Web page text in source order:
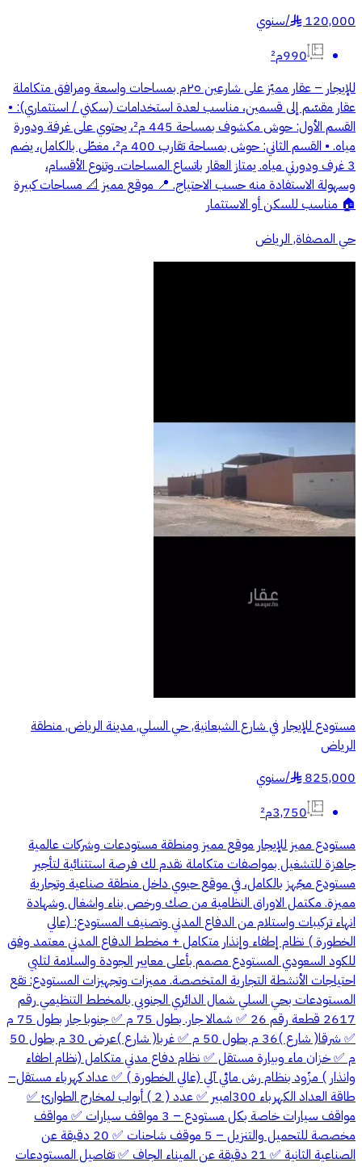
120,000
§
/سنوي
990م²
للإيجار – عقار مميّز على شارعين ٢٥م بمساحات واسعة ومرافق متكاملة
عقار مقسّم إلى قسمين، مناسب لعدة استخدامات (سكني / استثماري): •
القسم الأول: حوش مكشوف بمساحة 445 م²، يحتوي على غرفة ودورة
مياه. • القسم الثاني: حوش بمساحة تقارب 400 م²، مغطّى بالكامل، يضم
3 غرف ودورتي مياه. يمتاز العقار باتساع المساحات، وتنوع الأقسام،
وسهولة الاستفادة منه حسب الاحتياج. 📍 موقع مميز 📐 مساحات كبيرة
🏠 مناسب للسكن أو الاستثمار
حي المصفاة, الرياض
مستودع للإيجار في شارع الشبعانية, حي السلي, مدينة الرياض, منطقة
الرياض
825,000
§
/سنوي
3,750م²
مستودع مميز للإيجار موقع مميز ومنطقة مستودعات وشركات عالمية
جاهزة للتشغيل بمواصفات متكاملة نقدم لك فرصة استثنائية لتأجير
مستودع مجّهز بالكامل، في موقع حيوي داخل منطقة صناعية وتجارية
مميزة. مكتمل الاوراق النظامية من صك ورخص بناء واشغال وشهادة
انهاء تركيبات واستلام من الدفاع المدني وتصنيف المستودع: (عالي
الخطورة ) نظام إطفاء وإنذار متكامل + مخطط الدفاع المدني معتمد وفق
للكود السعودي المستودع مصمم بأعلى معايير الجودة والسلامة لتلبي
احتياجات الأنشطة التجارية المتخصصة. مميزات وتجهيزات المستودع: تقع
المستودعات بحي السلي شمال الدائري الجنوبي بالمخطط التنظيمي رقم
2617 قطعة رقم 26 ✅ شمالا جار. بطول 75 م ✅ جنوبا جار بطول 75 م
✅ شرقا( شارع )36 م بطول 50 م ✅ غربا( شارع )عرض 30 م بطول 50
م ✅ خزان ماء وبيارة مستقل ✅ نظام دفاع مدني متكامل (نظام اطفاء
وانذار ) مزّود بنظام رش مائي آلي (عالي الخطورة ) ✅ عداد كهرباء مستقل–
طاقة العداد الكهرباء 300امبير ✅ عدد ( 2 ) أبواب لمخارج الطوارئ ✅
مواقف سيارات خاصة بكل مستودع – 3 مواقف سيارات ✅ مواقف
مخصصة للتحميل والتنزيل – 5 موقف شاحنات ✅ 20 دقيقة عن
الصناعية الثانية ✅ 21 دقيقة عن الميناء الجاف ✅ تفاصيل المستودعات